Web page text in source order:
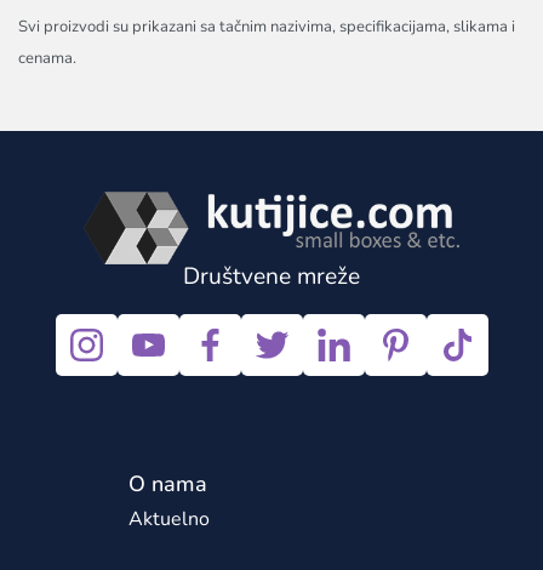
Svi proizvodi su prikazani sa tačnim nazivima, specifikacijama, slikama i
cenama.
Društvene mreže
O nama
Aktuelno